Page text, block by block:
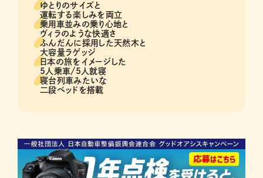
ゆとりのサイズと
運転する楽しみを両立
乗用車並みの乗り心地と
ヴィラのような快適さ
ふんだんに採用した天然木と
大容量ラゲッジ
日本の旅をイメージした
5人乗車/5人就寝
寝台列車みたいな
二段ベッドを搭載